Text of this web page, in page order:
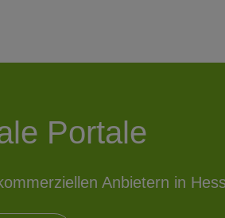
Portale
Anbietern in